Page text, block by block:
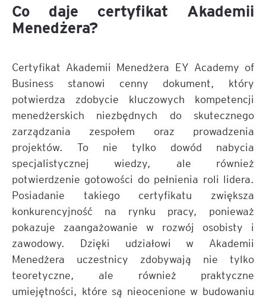
Co daje certyfikat Akademii
Menedżera?
Certyfikat Akademii Menedżera EY Academy of
Business stanowi cenny dokument, który
potwierdza zdobycie kluczowych kompetencji
menedżerskich niezbędnych do skutecznego
zarządzania zespołem oraz prowadzenia
projektów. To nie tylko dowód nabycia
specjalistycznej wiedzy, ale również
potwierdzenie gotowości do pełnienia roli lidera.
Posiadanie takiego certyfikatu zwiększa
konkurencyjność na rynku pracy, ponieważ
pokazuje zaangażowanie w rozwój osobisty i
zawodowy. Dzięki udziałowi w Akademii
Menedżera uczestnicy zdobywają nie tylko
teoretyczne, ale również praktyczne
umiejętności, które są nieocenione w budowaniu